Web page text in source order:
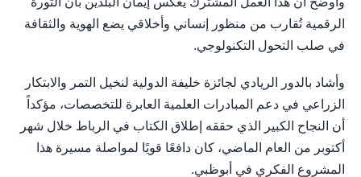
الرقمية تُقارب من منظور إنساني وأخلاقي يضع الهوية والثقافة
في صلب التحول التكنولوجي.
وأشاد بالدور الريادي لجائزة خليفة الدولية لنخيل التمر والابتكار
الزراعي في دعم المبادرات العلمية العابرة للتخصصات، مؤكداً
أن النجاح الكبير الذي حققه إطلاق الكتاب في الرباط خلال شهر
أكتوبر من العام الماضي، كان دافعًا قويًا لمواصلة مسيرة هذا
المشروع الفكري في أبوظبي.